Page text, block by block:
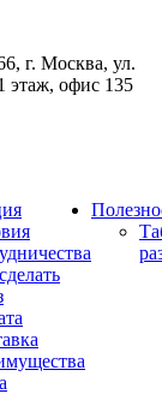
г. Москва, ул.
этаж, офис 135